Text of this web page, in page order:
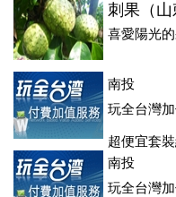
刺果（
喜愛陽光
南投
玩全台灣
超便宜套
登、訂房系統、客房委託
南投
玩全台灣